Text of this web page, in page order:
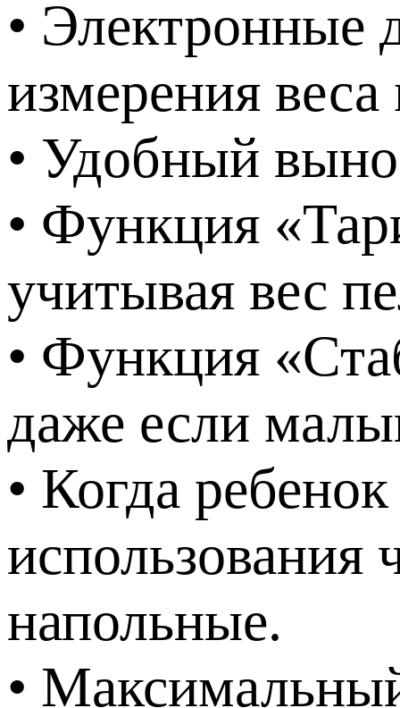
• Электронные
измерения
• Удобный
• Функция
учитывая вес
• Функция
даже если
• Когда
использования
напольные.
•